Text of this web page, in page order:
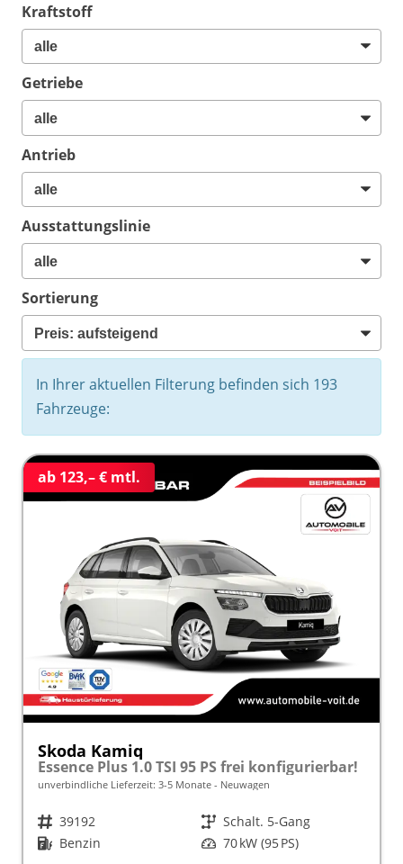
Kraftstoff
Getriebe
Antrieb
Ausstattungslinie
Sortierung
In Ihrer aktuellen Filterung befinden sich 193
Fahrzeuge:
ab 123,– € mtl.
Skoda Kamiq
Essence Plus 1.0 TSI 95 PS frei konfigurierbar!
unverbindliche Lieferzeit: 3-5 Monate Neuwagen
Fahrzeugnr. 39192 Getriebe Schalt. 5-Gang
Kraftstoff Benzin Leistung 70 kW (95 PS)